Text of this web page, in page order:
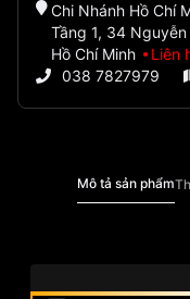
Chi Nhánh Hồ Chí
Tầng 1, 34 Nguyễn
Hồ Chí Minh
Liên
038 7827979
Mô tả sản phẩm